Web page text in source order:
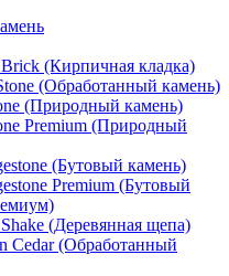
(Кирпичная кладка)
(Обработанный камень)
(Природный камень)
Premium (Природный
(Бутовый камень)
Premium (Бутовый
(Деревянная щепа)
Cedar (Обработанный